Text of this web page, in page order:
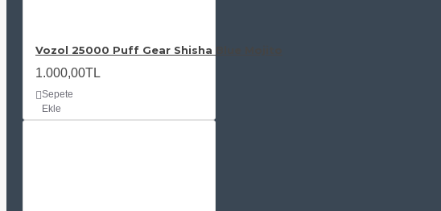
Vozol 25000 Puff Gear Shisha Blue Mojito
1.000,00TL
Sepete
Ekle